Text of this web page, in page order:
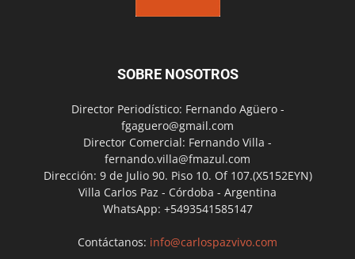
SOBRE NOSOTROS
Director Periodístico: Fernando Agüero -
fgaguero@gmail.com
Director Comercial: Fernando Villa -
fernando.villa@fmazul.com
Dirección: 9 de Julio 90. Piso 10. Of 107.(X5152EYN)
Villa Carlos Paz - Córdoba - Argentina
WhatsApp: +5493541585147
Contáctanos: info@carlospazvivo.com